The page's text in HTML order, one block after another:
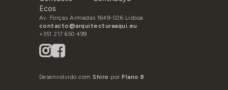
Ecos
Av. Forças Armadas 1649-026 Lisboa
contacto@arquitecturaaqui.eu
+351 217 650 499
Desenvolvido comShiro porPlano B